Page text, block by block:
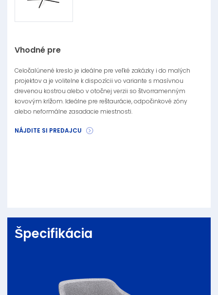
Vhodné pre
Celočalúnené kreslo je ideálne pre veľké zakázky i do malých
projektov a je volitelne k dispozícii vo variante s masívnou
drevenou kostrou alebo v otočnej verzii so štvorramenným
kovovým krížom. Ideálne pre reštaurácie, odpočinkové zóny
alebo neformálne zasadacie miestnosti.
NÁJDITE SI PREDAJCU
Špecifikácia